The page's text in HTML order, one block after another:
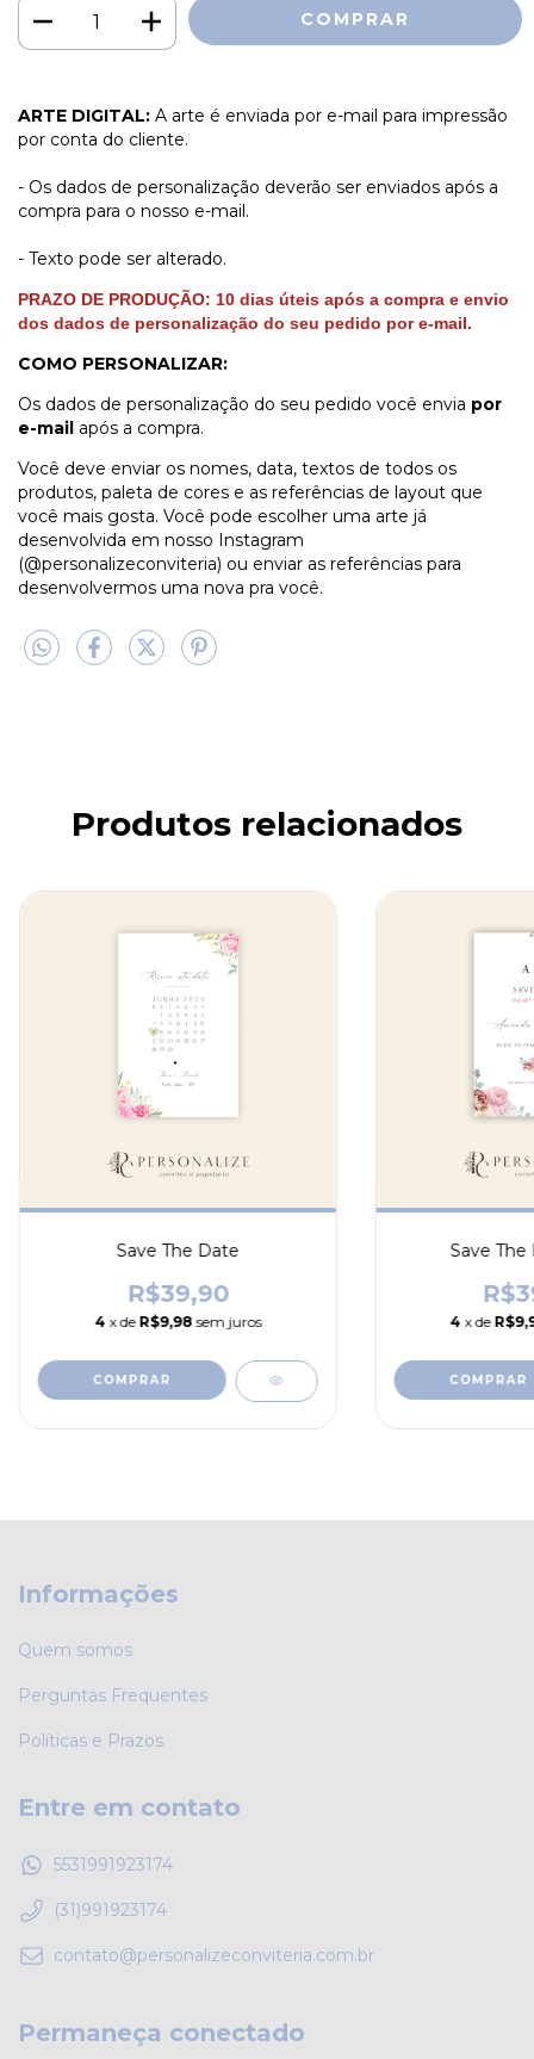
ARTE DIGITAL: A arte é enviada por e-mail para impressão
por conta do cliente.
- Os dados de personalização deverão ser enviados após a
compra para o nosso e-mail.
- Texto pode ser alterado.
PRAZO DE PRODUÇÃO: 10 dias úteis após a compra e envio
dos dados de personalização do seu pedido por e-mail.
COMO PERSONALIZAR:
Os dados de personalização do seu pedido você envia por
e-mail após a compra.
Você deve enviar os nomes, data, textos de todos os
produtos, paleta de cores e as referências de layout que
você mais gosta. Você pode escolher uma arte já
desenvolvida em nosso Instagram
(@personalizeconviteria) ou enviar as referências para
desenvolvermos uma nova pra você.
Produtos relacionados
Save The Date
R$39,90
4 x de R$9,98 sem juros
Save
4 x de
Informações
Quem somos
Perguntas Frequentes
Políticas e Prazos
Entre em contato
5531991923174
(31)991923174
contato@personalizeconviteria.com.br
Permaneça conectado